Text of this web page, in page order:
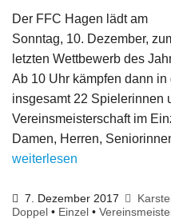
Der FFC Hagen lädt am
Sonntag, 10. Dezember,
letzten Wettbewerb des
Ab 10 Uhr kämpfen dann
insgesamt 22 Spielerinnen
Vereinsmeisterschaft im
Damen, Herren,
weiterlesen
7. Dezember 2017
Doppel • Einzel •